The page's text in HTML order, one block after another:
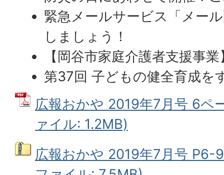
緊急メールサービス「メー
しましょう！
【岡谷市家庭介護者支援事
第37回 子どもの健全育成を
広報おかや 2019年7月号 6ペ
ァイル: 1.2MB)
広報おかや 2019年7月号 P6-